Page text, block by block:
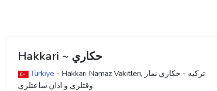
Hakkari ~ حكاري
Türkiye - Hakkari Namaz Vakitleri, ترکیه - حكاري نماز
وقتلري و اذان ساعتلري